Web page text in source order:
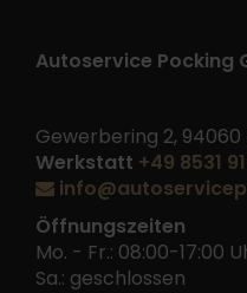
Autoservice Pocking
Gewerbering 2, 94060
Werkstatt +49 8531
Öffnungszeiten
Mo. - Fr.: 08:00-17:00
Sa.: geschlossen